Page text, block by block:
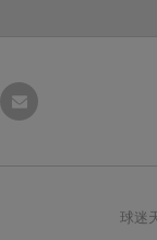
球迷